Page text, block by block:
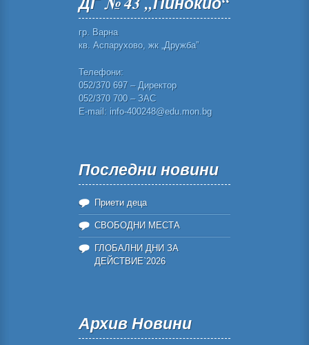
гр. Варна
кв. Аспарухово, жк „Дружба”
Телефони:
052/370 697 – Директор
052/370 700 – ЗАС
E-mail: info-400248@edu.mon.bg
Последни новини
Приети деца
СВОБОДНИ МЕСТА
ГЛОБАЛНИ ДНИ ЗА
ДЕЙСТВИЕ`2026
Архив Новини